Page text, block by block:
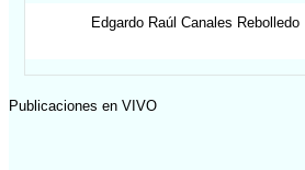
Edgardo Raúl Canales Rebolledo
Publicaciones en VIVO